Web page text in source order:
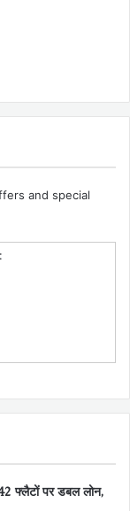
and special
फ्लैटों पर डबल लोन,